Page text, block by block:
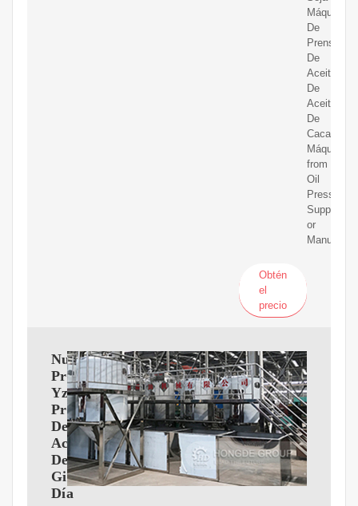
Máquina
De
Prensa
De
De
Aceite
De
Cacahuete
Máquina
from
Oil
Pressers
Supplier
or
Obtén
el
precio
Nuevo
Producto
Yzyx140cjgx
Prensa
De
Aceite
De
Girasol
Día